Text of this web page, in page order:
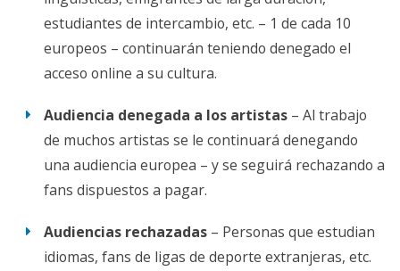
estudiantes de intercambio, etc. – 1 de cada 10
europeos – continuarán teniendo denegado el
acceso online a su cultura.
Audiencia denegada a los artistas – Al trabajo
de muchos artistas se le continuará denegando
una audiencia europea – y se seguirá rechazando a
fans dispuestos a pagar.
Audiencias rechazadas– Personas que estudian
idiomas, fans de ligas de deporte extranjeras, etc.